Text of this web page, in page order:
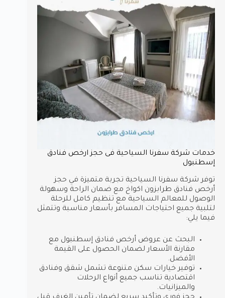
خدمات شركة سفرنا السياحية فى حجز ارخص فنادق
إسطنبول
توفر شركة سفرنا السياحية تجربة متميزة في حجز
أرخص فنادق طرابزون اكواخ مع ضمان الراحة وسهولة
الوصول للمعالم السياحية مع تنظيم كامل للرحلة
لتلبية جميع احتياجات المسافر بأسعار مناسبة وتتمثل
فيما يلي:
البحث عن عروض أرخص فنادق إسطنبول مع
مقارنة الأسعار لضمان الحصول على القيمة
الأفضل.
توفير خيارات سكن متنوعة تشمل شقق وفنادق
اقتصادية تناسب جميع أنواع الرحلات
والميزانيات.